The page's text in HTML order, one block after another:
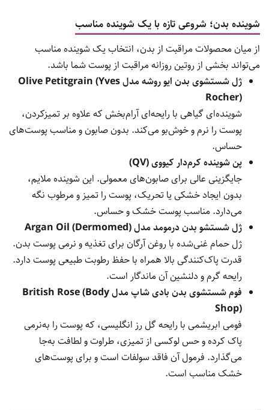
شوینده بدن؛ شروعی تازه با یک شوینده مناسب
از میان محصولات مراقبت از بدن، انتخاب یک شوینده مناسب
می‌تواند بخشی از روتین روزانه مراقبت از پوست شما باشد.
ژل شستشوی بدن ایو روشه مدل Olive Petitgrain (Yves
Rocher)
شوینده‌ای گیاهی با رایحه‌ای آرام‌بخش که علاوه بر تمیزکردن،
پوست را نرم و خوش‌بو می‌کند. بدون صابون و مناسب پوست‌های
حساس.
پن شوینده کرم‌دار کیووی (QV)
جایگزینی عالی برای صابون‌های معمولی. این شوینده ملایم،
بدون ایجاد خشکی یا تحریک، پوست را تمیز و مرطوب نگه
می‌دارد. مناسب پوست خشک و حساس.
ژل شستشو بدن درمومد مدل Argan Oil (Dermomed)
ژل حمام غنی‌شده با روغن آرگان برای تغذیه و نرمی پوست بدن.
قدرت پاک‌کنندگی بالا همراه با حفظ رطوبت طبیعی پوست دارد.
رایحه گرم و دلنشین آن ماندگار است.
فوم شستشوی بدن بادی شاپ مدل British Rose (Body
Shop)
فومی ابریشمی با رایحه گل رز انگلیسی، که پوست را به‌نرمی
پاک کرده و حس لوکسی از تمیزی، طراوت و لطافت به‌جا
می‌گذارد. فرمول آن فاقد سولفات است و برای پوست‌های
خشک مناسب است.